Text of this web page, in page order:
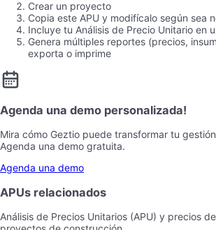
Crear un proyecto
Copia este APU y modifícalo según sea
Incluye tu Análisis de Precio Unitario en
Genera múltiples reportes (precios,
exporta o imprime
Agenda una demo personalizada!
Mira cómo Geztio puede transformar tu
Agenda una demo gratuita.
Agenda una demo
APUs relacionados
Análisis de Precios Unitarios (APU) y precios